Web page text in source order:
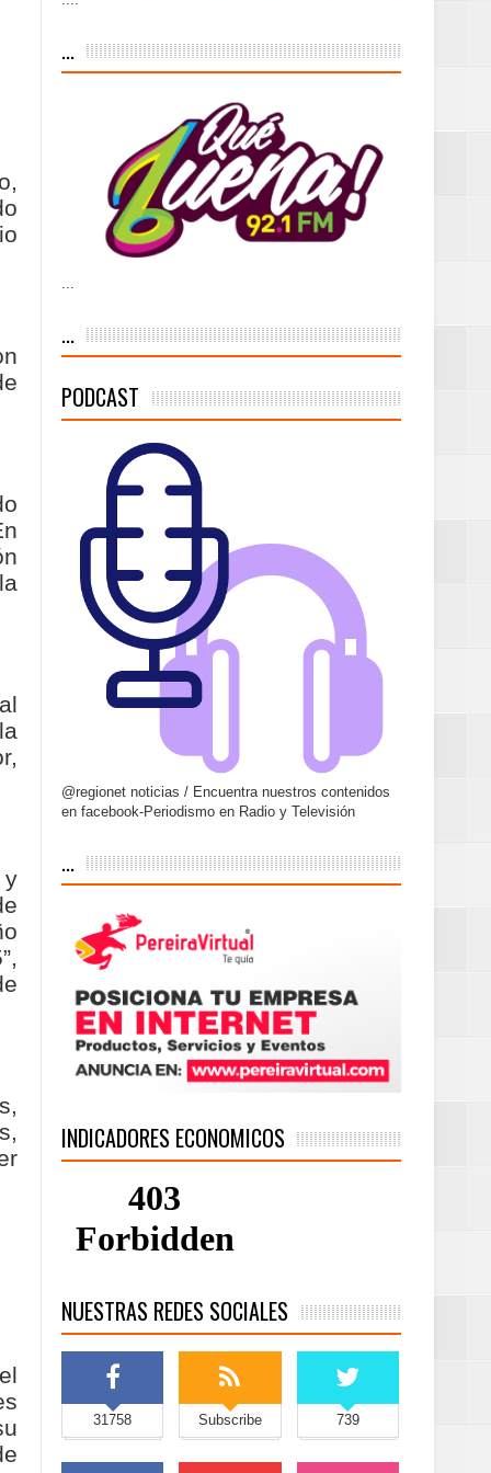
con
vía pública y
de la meta de
y
...
...
PODCAST
@regionet noticias / Encuentra nuestros contenidos
en facebook-Periodismo en Radio y Televisión
...
INDICADORES ECONOMICOS
NUESTRAS REDES SOCIALES
31758 Subscribe 739